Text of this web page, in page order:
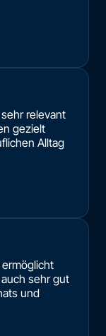
relevant
gezielt
Alltag
sehr gut
und